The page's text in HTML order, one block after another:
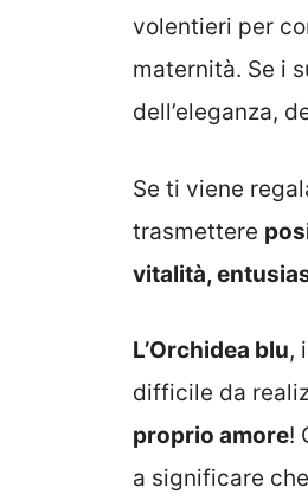
volentieri per
maternità. Se i
dell’eleganza,
Se ti viene
trasmettere
vitalità,
L’Orchidea blu,
difficile da
proprio amore!
a significare